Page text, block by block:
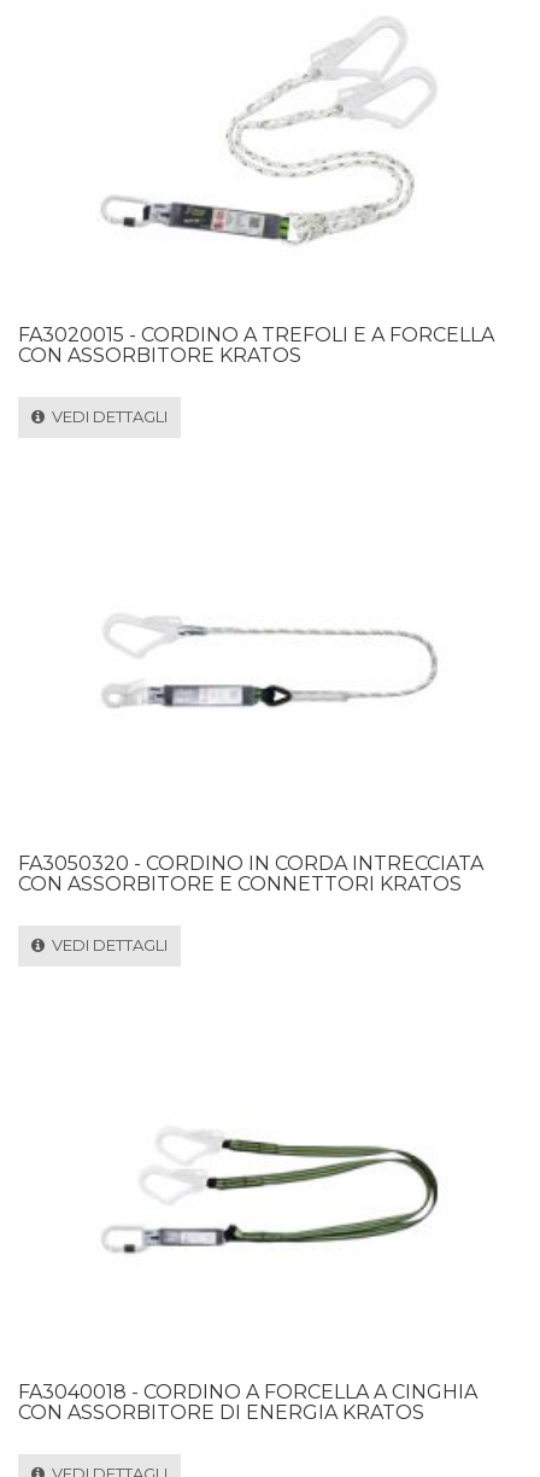
FA3020015 - CORDINO A TREFOLI E A FORCELLA
CON ASSORBITORE KRATOS
VEDI DETTAGLI
FA3050320 - CORDINO IN CORDA INTRECCIATA
CON ASSORBITORE E CONNETTORI KRATOS
VEDI DETTAGLI
FA3040018 - CORDINO A FORCELLA A CINGHIA
CON ASSORBITORE DI ENERGIA KRATOS